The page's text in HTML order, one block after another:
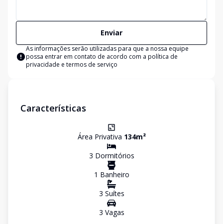
Enviar
As informações serão utilizadas para que a nossa equipe
possa entrar em contato de acordo com a política de
privacidade e termos de serviço
Características
Área Privativa 134m²
3 Dormitórios
1 Banheiro
3 Suítes
3 Vagas